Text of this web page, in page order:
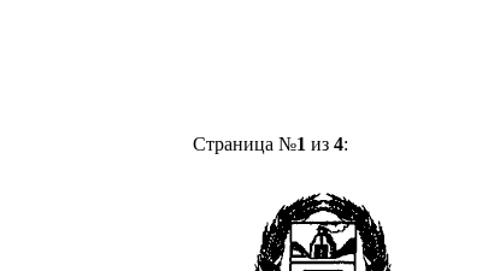
Страница №1 из 4: